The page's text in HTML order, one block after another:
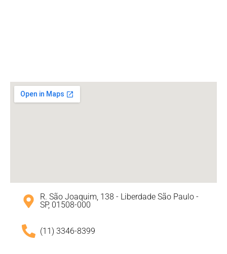
R. São Joaquim, 138 - Liberdade São Paulo -
SP, 01508-000
(11) 3346-8399